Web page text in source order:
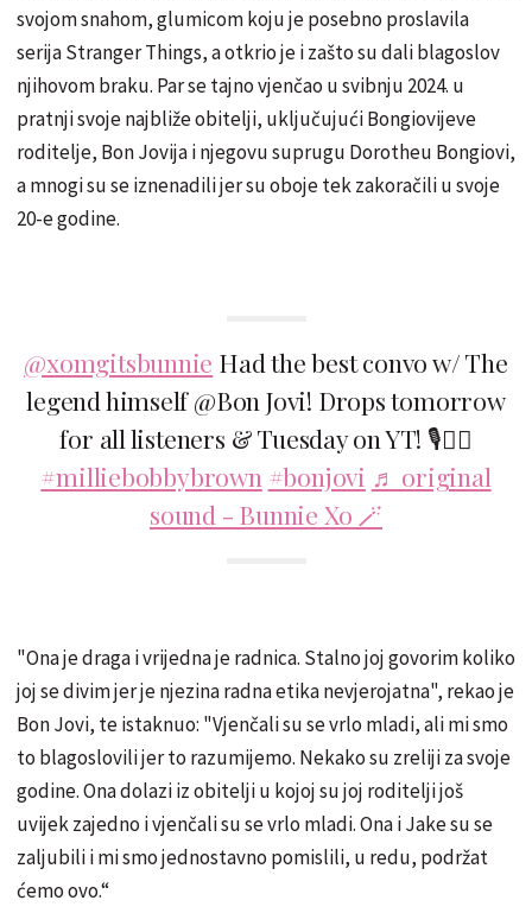
svojom snahom, glumicom koju je posebno proslavila
serija Stranger Things, a otkrio je i zašto su dali blagoslov
njihovom braku. Par se tajno vjenčao u svibnju 2024. u
pratnji svoje najbliže obitelji, uključujući Bongiovijeve
roditelje, Bon Jovija i njegovu suprugu Dorotheu Bongiovi,
a mnogi su se iznenadili jer su oboje tek zakoračili u svoje
20-e godine.
@xomgitsbunnie Had the best convo w/ The
legend himself @Bon Jovi! Drops tomorrow
for all listeners & Tuesday on YT! 🎙️👱‍♀️
#milliebobbybrown #bonjovi ♬ original
sound - Bunnie Xo 🪄
"Ona je draga i vrijedna je radnica. Stalno joj govorim koliko
joj se divim jer je njezina radna etika nevjerojatna", rekao je
Bon Jovi, te istaknuo: "Vjenčali su se vrlo mladi, ali mi smo
to blagoslovili jer to razumijemo. Nekako su zreliji za svoje
godine. Ona dolazi iz obitelji u kojoj su joj roditelji još
uvijek zajedno i vjenčali su se vrlo mladi. Ona i Jake su se
zaljubili i mi smo jednostavno pomislili, u redu, podržat
ćemo ovo.“